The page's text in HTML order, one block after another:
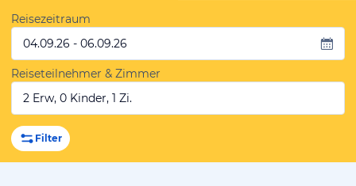
Reisezeitraum
04.09.26 - 06.09.26
Reiseteilnehmer & Zimmer
2 Erw, 0 Kinder, 1 Zi.
Filter